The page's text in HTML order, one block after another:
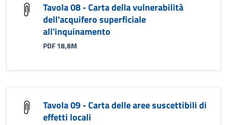
Tavola 08 - Carta della vulnerabilità
dell'acquifero superficiale
all'inquinamento
PDF 18,8M
Tavola 09 - Carta delle aree suscettibili di
effetti locali